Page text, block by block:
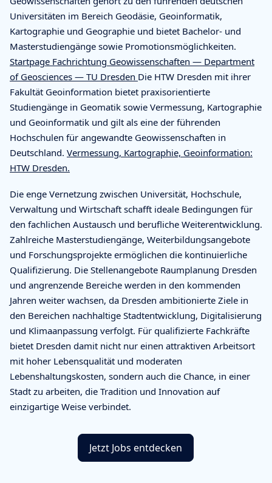
Universitäten im Bereich Geodäsie, Geoinformatik,
Kartographie und Geographie und bietet Bachelor- und
Masterstudiengänge sowie Promotionsmöglichkeiten.
Startpage Fachrichtung Geowissenschaften — Department
of Geosciences — TU Dresden Die HTW Dresden mit ihrer
Fakultät Geoinformation bietet praxisorientierte
Studiengänge in Geomatik sowie Vermessung, Kartographie
und Geoinformatik und gilt als eine der führenden
Hochschulen für angewandte Geowissenschaften in
Deutschland. Vermessung, Kartographie, Geoinformation:
HTW Dresden.
Die enge Vernetzung zwischen Universität, Hochschule,
Verwaltung und Wirtschaft schafft ideale Bedingungen für
den fachlichen Austausch und berufliche Weiterentwicklung.
Zahlreiche Masterstudiengänge, Weiterbildungsangebote
und Forschungsprojekte ermöglichen die kontinuierliche
Qualifizierung. Die Stellenangebote Raumplanung Dresden
und angrenzende Bereiche werden in den kommenden
Jahren weiter wachsen, da Dresden ambitionierte Ziele in
den Bereichen nachhaltige Stadtentwicklung, Digitalisierung
und Klimaanpassung verfolgt. Für qualifizierte Fachkräfte
bietet Dresden damit nicht nur einen attraktiven Arbeitsort
mit hoher Lebensqualität und moderaten
Lebenshaltungskosten, sondern auch die Chance, in einer
Stadt zu arbeiten, die Tradition und Innovation auf
einzigartige Weise verbindet.
Jetzt Jobs entdecken